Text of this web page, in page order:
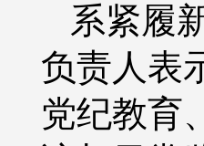
系紧履
负责人表
党纪教育